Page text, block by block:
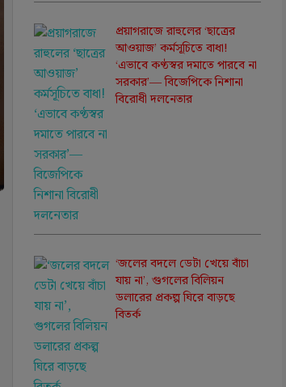
প্রয়াগরাজে রাহুলের ‘ছাত্রের
আওয়াজ’ কর্মসূচিতে বাধা!
‘এভাবে কণ্ঠস্বর দমাতে পারবে না
সরকার’— বিজেপিকে নিশানা
বিরোধী দলনেতার
‘জলের বদলে ডেটা খেয়ে বাঁচা
যায় না’, গুগলের বিলিয়ন
ডলারের প্রকল্প ঘিরে বাড়ছে
বিতর্ক